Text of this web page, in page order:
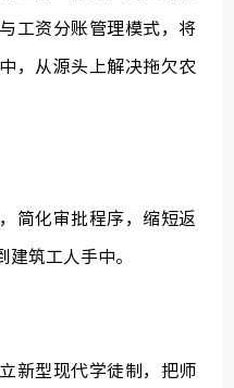
工资分账管理模式，将
，从源头上解决拖欠农
化审批程序，缩短返
筑工人手中。
型现代学徒制，把师